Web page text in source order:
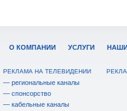
О КОМПАНИИ УСЛУГИ
РЕКЛАМА НА ТЕЛЕВИДЕНИИ
— региональные каналы
— спонсорство
— кабельные каналы